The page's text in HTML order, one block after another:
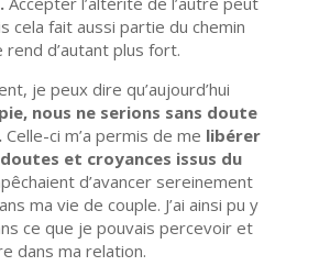
cela fait aussi partie du chemin
rend d’autant plus fort.
je peux dire qu’aujourd’hui
nous ne serions sans doute
Celle-ci m’a permis de me libérer
et croyances issus du
d’avancer sereinement
ma vie de couple. J’ai ainsi pu y
ce que je pouvais percevoir et
dans ma relation.